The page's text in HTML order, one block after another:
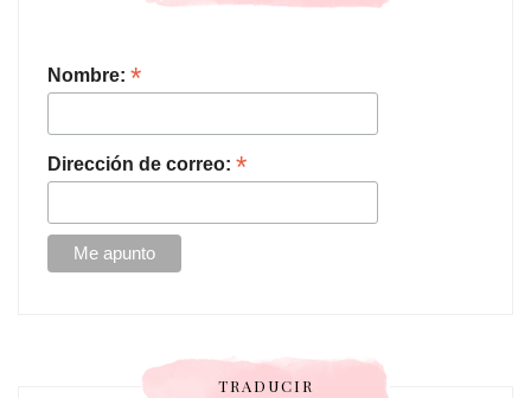
Nombre: *
Dirección de correo: *
TRADUCIR